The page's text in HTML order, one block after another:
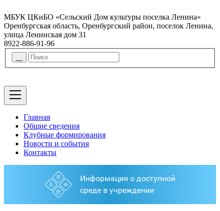
МБУК ЦКиБО «Сельский Дом культуры поселка Ленина»
Оренбургская область, Оренбургский район, поселок Ленина,
улица Ленинская дом 31
8922-886-91-96
Главная
Общие сведения
Клубные формирования
Новости и события
Контакты